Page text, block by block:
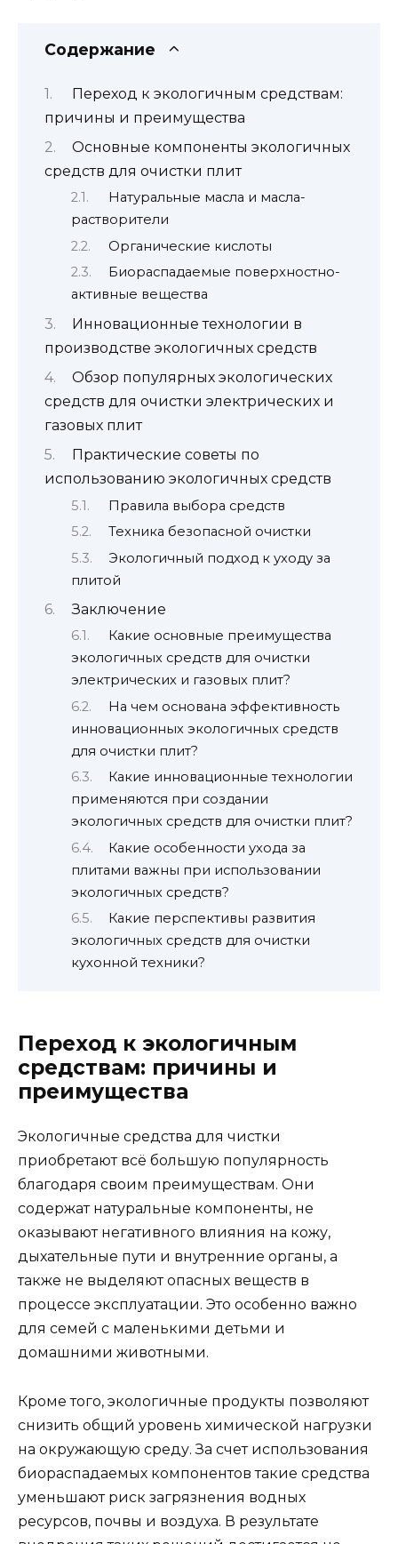
Содержание
Переход к экологичным средствам:
причины и преимущества
Основные компоненты экологичных
средств для очистки плит
Натуральные масла и масла-
растворители
Органические кислоты
Биораспадаемые поверхностно-
активные вещества
Инновационные технологии в
производстве экологичных средств
Обзор популярных экологических
средств для очистки электрических и
газовых плит
Практические советы по
использованию экологичных средств
Правила выбора средств
Техника безопасной очистки
Экологичный подход к уходу за
плитой
Заключение
Какие основные преимущества
экологичных средств для очистки
электрических и газовых плит?
На чем основана эффективность
инновационных экологичных средств
для очистки плит?
Какие инновационные технологии
применяются при создании
экологичных средств для очистки плит?
Какие особенности ухода за
плитами важны при использовании
экологичных средств?
Какие перспективы развития
экологичных средств для очистки
кухонной техники?
Переход к экологичным
средствам: причины и
преимущества
Экологичные средства для чистки
приобретают всё большую популярность
благодаря своим преимуществам. Они
содержат натуральные компоненты, не
оказывают негативного влияния на кожу,
дыхательные пути и внутренние органы, а
также не выделяют опасных веществ в
процессе эксплуатации. Это особенно важно
для семей с маленькими детьми и
домашними животными.
Кроме того, экологичные продукты позволяют
снизить общий уровень химической нагрузки
на окружающую среду. За счет использования
биораспадаемых компонентов такие средства
уменьшают риск загрязнения водных
ресурсов, почвы и воздуха. В результате